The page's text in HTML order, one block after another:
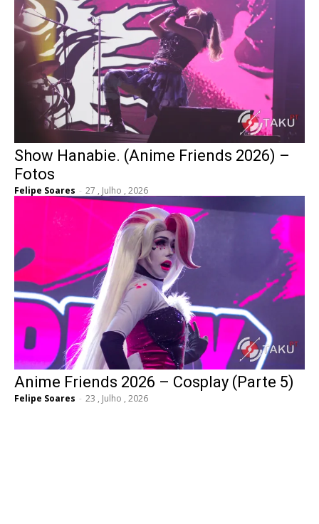
Show Hanabie. (Anime Friends 2026) –
Fotos
Felipe Soares - 27 , Julho , 2026
Anime Friends 2026 – Cosplay (Parte 5)
Felipe Soares - 23 , Julho , 2026